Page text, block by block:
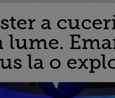
a
lume.
la o